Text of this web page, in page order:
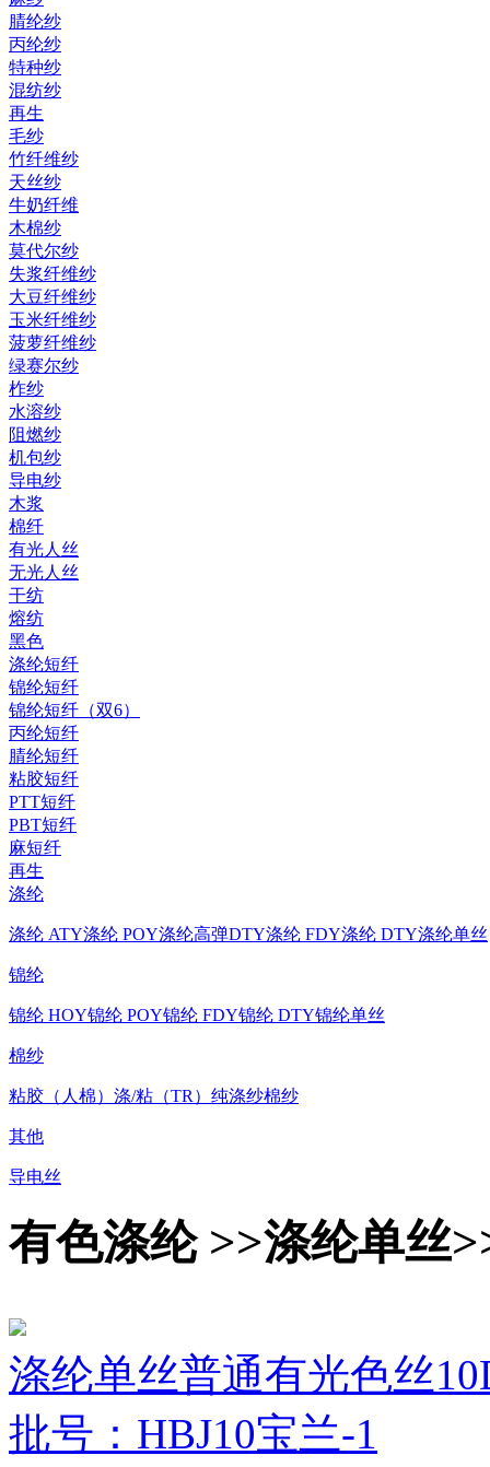
腈纶纱
丙纶纱
特种纱
混纺纱
再生
毛纱
竹纤维纱
天丝纱
牛奶纤维
木棉纱
莫代尔纱
失浆纤维纱
大豆纤维纱
玉米纤维纱
菠萝纤维纱
绿赛尔纱
柞纱
水溶纱
阻燃纱
机包纱
导电纱
木浆
棉纤
有光人丝
无光人丝
干纺
熔纺
黑色
涤纶短纤
锦纶短纤
锦纶短纤（双6）
丙纶短纤
腈纶短纤
粘胶短纤
PTT短纤
PBT短纤
麻短纤
再生
涤纶
涤纶 ATY涤纶 POY涤纶高弹DTY涤纶 FDY涤纶 DTY涤纶单丝
锦纶
锦纶 HOY锦纶 POY锦纶 FDY锦纶 DTY锦纶单丝
棉纱
粘胶（人棉） 涤/粘（TR） 纯涤纱棉纱
其他
导电丝
有色涤纶 >>涤纶单丝
涤纶单丝普通有光色丝
批号：HBJ10宝兰-1